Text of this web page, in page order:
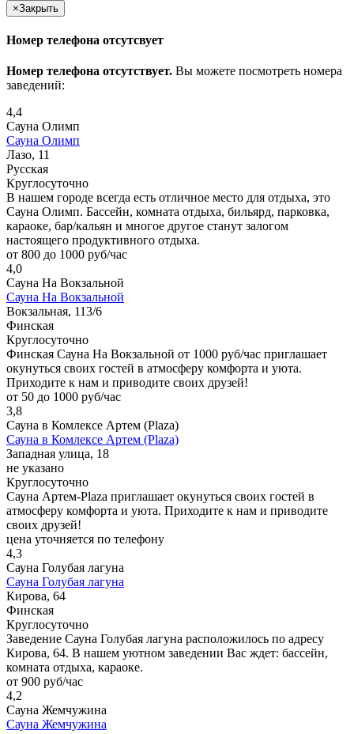
×Закрыть
Номер телефона отсутсвует
Номер телефона отсутствует. Вы можете посмотреть номера
заведений:
4,4
Сауна Олимп
Сауна Олимп
Лазо, 11
Русская
Круглосуточно
В нашем городе всегда есть отличное место для отдыха, это
Сауна Олимп. Бассейн, комната отдыха, бильярд, парковка,
караоке, бар/кальян и многое другое станут залогом
настоящего продуктивного отдыха.
от 800 до 1000 руб/час
4,0
Сауна На Вокзальной
Сауна На Вокзальной
Вокзальная, 113/6
Финская
Круглосуточно
Финская Сауна На Вокзальной от 1000 руб/час приглашает
окунуться своих гостей в атмосферу комфорта и уюта.
Приходите к нам и приводите своих друзей!
от 50 до 1000 руб/час
3,8
Сауна в Комлексе Артем (Plaza)
Сауна в Комлексе Артем (Plaza)
Западная улица, 18
не указано
Круглосуточно
Сауна Артем-Plaza приглашает окунуться своих гостей в
атмосферу комфорта и уюта. Приходите к нам и приводите
своих друзей!
цена уточняется по телефону
4,3
Сауна Голубая лагуна
Сауна Голубая лагуна
Кирова, 64
Финская
Круглосуточно
Заведение Сауна Голубая лагуна расположилось по адресу
Кирова, 64. В нашем уютном заведении Вас ждет: бассейн,
комната отдыха, караоке.
от 900 руб/час
4,2
Сауна Жемчужина
Сауна Жемчужина